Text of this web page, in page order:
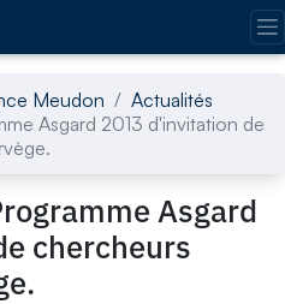
Meudon
Actualités
Asgard 2013 d'invitation de
Asgard
chercheurs